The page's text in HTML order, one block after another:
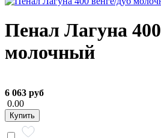
Пенал Лагуна
молочный
6 063 руб
0.00
Купить